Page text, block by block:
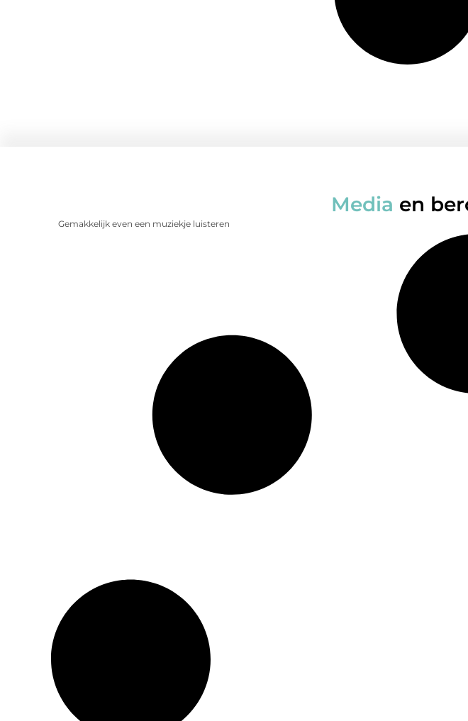
Media en
Gemakkelijk even een muziekje luisteren